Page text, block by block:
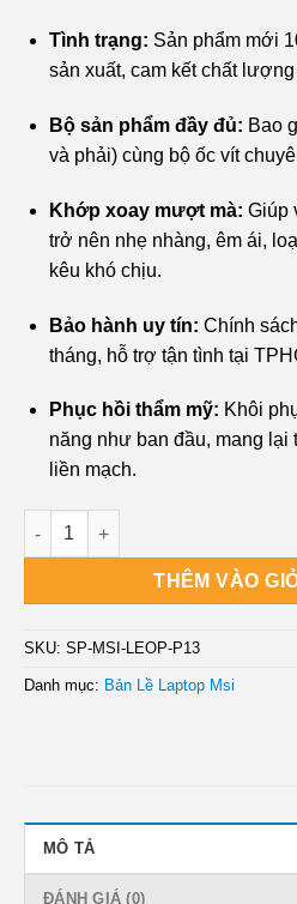
Tình trạng: Sản phẩm mới
sản xuất, cam kết chất
Bộ sản phẩm đầy đủ: Bao
và phải) cùng bộ ốc vít
Khớp xoay mượt mà: Giúp
trở nên nhẹ nhàng, êm ái,
kêu khó chịu.
Bảo hành uy tín: Chính
tháng, hỗ trợ tận tình tại
Phục hồi thẩm mỹ: Khôi
năng như ban đầu, mang lại
liền mạch.
Bản lề Laptop MSI GL63, GL65
THÊM VÀO
SKU: SP-MSI-LEOP-P13
Danh mục: Bản Lề Laptop Msi
MÔ TẢ
ĐÁNH GIÁ (0)